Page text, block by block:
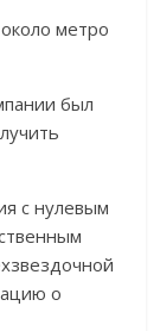
метро
был
с нулевым
о